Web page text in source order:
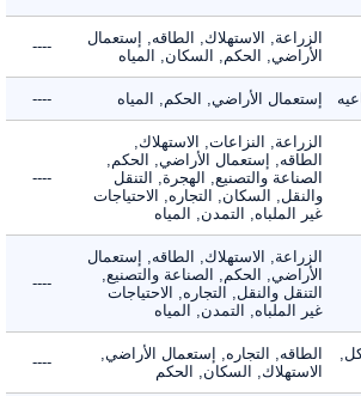
الزراعة, الاستهلاك, الطاقه, إستعمال
الأراضي, الحكم, السكان, المياه
----
إستعمال الأراضي, الحكم, المياه ----
الزراعة, النزاعات, الاستهلاك,
الطاقه, إستعمال الأراضي, الحكم,
الصناعة والتصنيع, الهجرة, التنقل
والنقل, السكان, التجاره, الاحتياجات
غير الملباه, التمدن, المياه
----
الزراعة, الاستهلاك, الطاقه, إستعمال
الأراضي, الحكم, الصناعة والتصنيع,
التنقل والنقل, التجاره, الاحتياجات
غير الملباه, التمدن, المياه
----
الطاقه, التجاره, إستعمال الأراضي,
الاستهلاك, السكان, الحكم
----